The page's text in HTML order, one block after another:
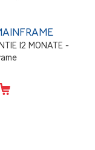
12 MONATE -